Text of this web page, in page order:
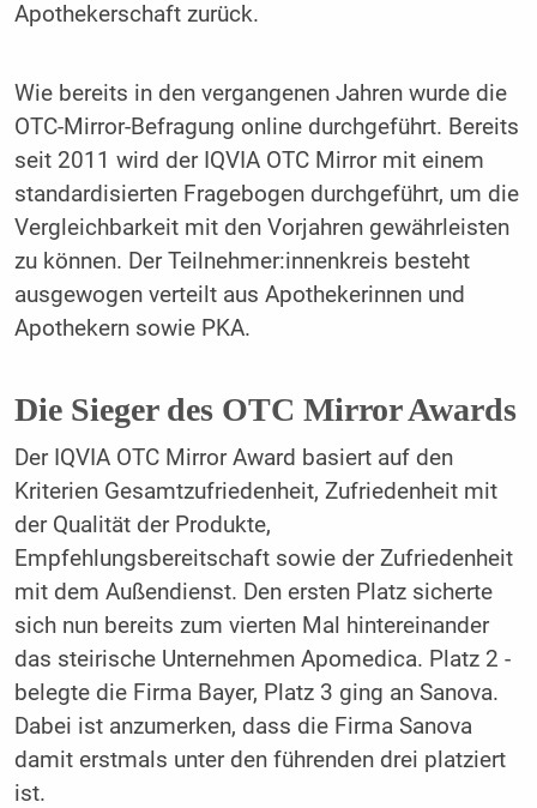
Apothekerschaft zurück.
Wie bereits in den vergangenen Jahren wurde die
OTC-Mirror-Befragung online durchgeführt. Bereits
seit 2011 wird der IQVIA OTC Mirror mit einem
standardisierten Fragebogen durchgeführt, um die
Vergleichbarkeit mit den Vorjahren gewährleisten
zu können. Der Teilnehmer:innenkreis besteht
ausgewogen verteilt aus Apothekerinnen und
Apothekern sowie PKA.
Die Sieger des OTC Mirror Awards
Der IQVIA OTC Mirror Award basiert auf den
Kriterien Gesamtzufriedenheit, Zufriedenheit mit
der Qualität der Produkte,
Empfehlungsbereitschaft sowie der Zufriedenheit
mit dem Außendienst. Den ersten Platz sicherte
sich nun bereits zum vierten Mal hintereinander
das steirische Unternehmen Apomedica. Platz 2 ­
belegte die Firma Bayer, Platz 3 ging an ­Sanova.
Dabei ist anzumerken, dass die Firma Sanova
damit erstmals unter den führenden drei platziert
ist.